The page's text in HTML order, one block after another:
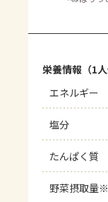
栄養情報（1人
エネルギー
塩分
たんぱく質
野菜摂取量※